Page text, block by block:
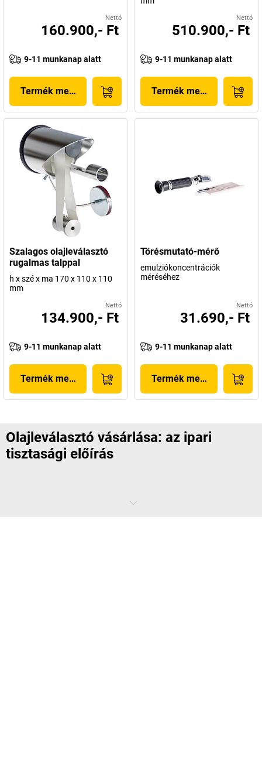
Nettó
160.900,- Ft
9-11 munkanap alatt
Termék megjelenítése
Nettó
510.900,- Ft
9-11 munkanap alatt
Termék megjelenítése
Szalagos olajleválasztó
rugalmas talppal
h x szé x ma 170 x 110 x 110
mm
Nettó
134.900,- Ft
9-11 munkanap alatt
Termék megjelenítése
Törésmutató-mérő
emulziókoncentrációk
méréséhez
Nettó
31.690,- Ft
9-11 munkanap alatt
Termék megjelenítése
Olajleválasztó vásárlása: az ipari
tisztasági előírás
Az olajnak a tartályokban vagy a motorokban van a helye, nem a